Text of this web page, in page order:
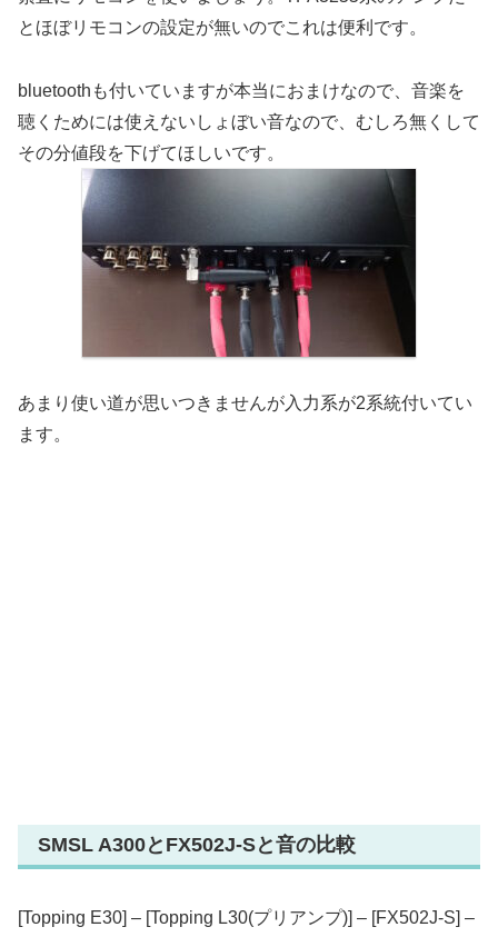
とほぼリモコンの設定が無いのでこれは便利です。
bluetoothも付いていますが本当におまけなので、音楽を
聴くためには使えないしょぼい音なので、むしろ無くして
その分値段を下げてほしいです。
あまり使い道が思いつきませんが入力系が2系統付いてい
ます。
SMSL A300とFX502J-Sと音の比較
[Topping E30] – [Topping L30(プリアンプ)] – [FX502J-S] –